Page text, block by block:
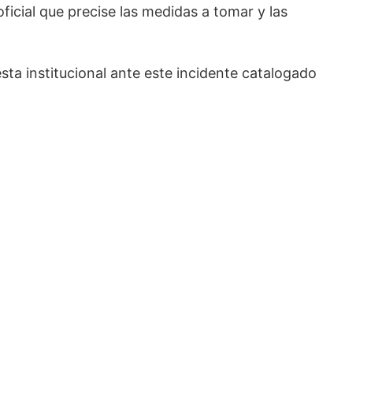
que precise las medidas a tomar y las
institucional ante este incidente catalogado